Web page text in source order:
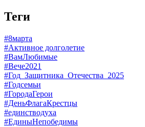
Теги
#8марта
#Активное долголетие
#ВамЛюбимые
#Вече2021
#Год_Защитника_Отечества_2025
#Годсемьи
#ГородаГерои
#ДеньФлагаКрестцы
#единстводуха
#ЕдиныНепобедимы